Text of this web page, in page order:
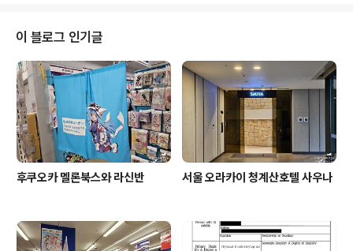
이 블로그 인기글
후쿠오카 멜론북스와 라신반 서울 오라카이 청계산호텔 사우나